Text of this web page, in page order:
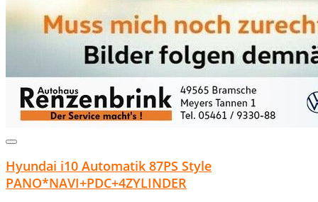
Hyundai i10 Automatik 87PS Style
PANO*NAVI+PDC+4ZYLINDER